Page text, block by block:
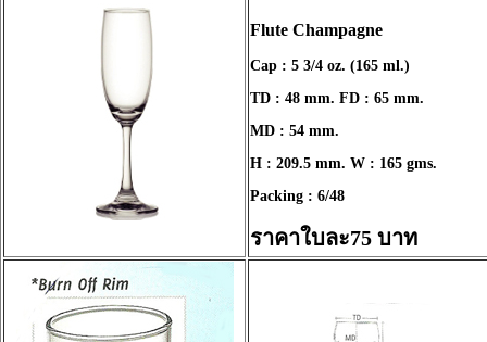
Flute Champagne
Cap : 5 3/4 oz. (165 ml.)
TD : 48 mm. FD : 65 mm.
MD : 54 mm.
H : 209.5 mm. W : 165 gms.
Packing : 6/48
ราคาใบละ75 บาท